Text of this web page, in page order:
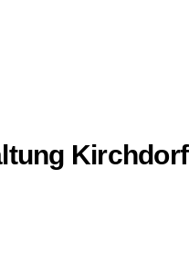
Kirchdorf